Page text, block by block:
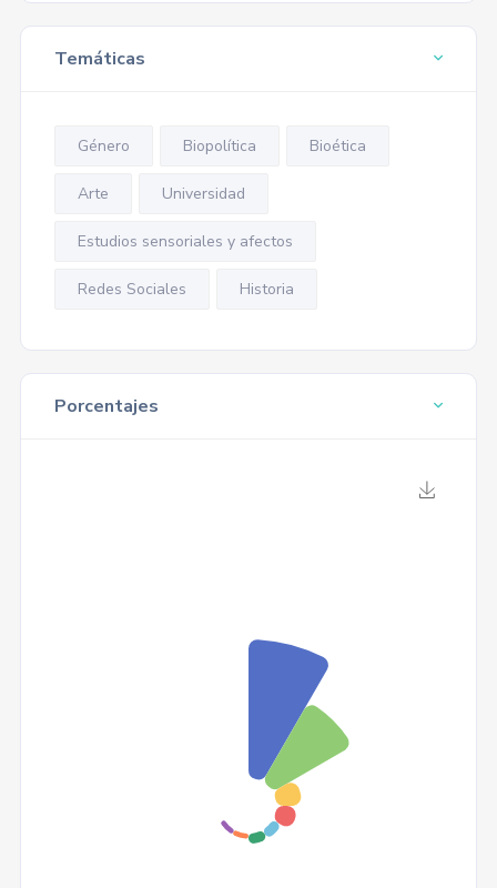
Temáticas
Género Biopolítica Bioética
Arte Universidad
Estudios sensoriales y afectos
Redes Sociales Historia
Porcentajes